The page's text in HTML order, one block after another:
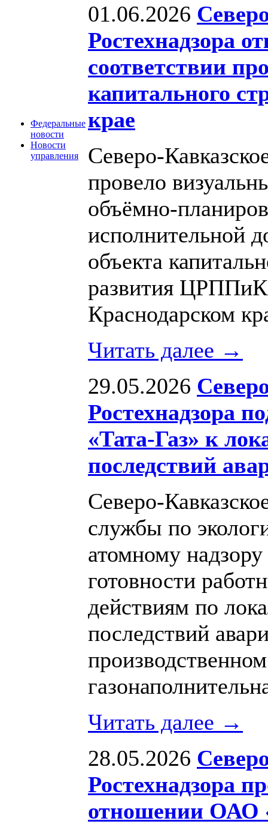
Федеральные
новости
Новости
управления
01.06.2026
Ростехнадзора
соответствии
капитального
крае
Северо-
провело
объёмно-
исполнительной
объекта
развития
Краснодарском
Читать далее →
29.05.2026
Ростехнадзора
«Тата-Газ» к
последствий
Северо-
службы по
атомному
готовности
действиям по
последствий
Читать далее →
28.05.2026
Ростехнадзора
отношении